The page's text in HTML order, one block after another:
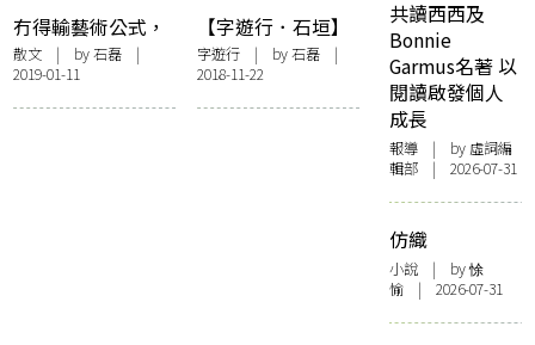
冇得輸藝術公式，
enter！——看「藝
術勞動．買定離
手」
散文 | by石磊 |
2019-01-11
【字遊行．石垣】
遇上福島女孩
字遊行| by石磊|
2018-11-22
共讀西西及
Bonnie
Garmus名著 以
閱讀啟發個人
成長
報導 | by 虛詞編
輯部 | 2026-07-31
仿織
小說 | by 悇
愉 | 2026-07-31